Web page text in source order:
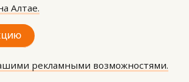
Алтае.
рекламными возможностями.